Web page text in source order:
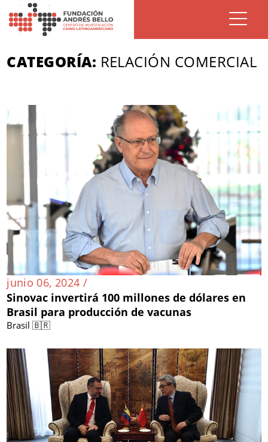
CATEGORÍA: RELACIÓN COMERCIAL
junio 06, 2024 /
Sinovac invertirá 100 millones de dólares en
Brasil para producción de vacunas
Brasil 🇧🇷